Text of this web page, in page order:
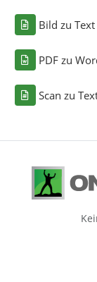
Bild zu Text
PDF zu
Scan zu